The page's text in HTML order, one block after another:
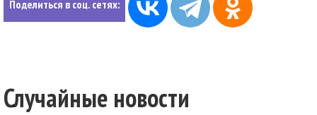
Поделиться в соц. сетях:
Случайные новости